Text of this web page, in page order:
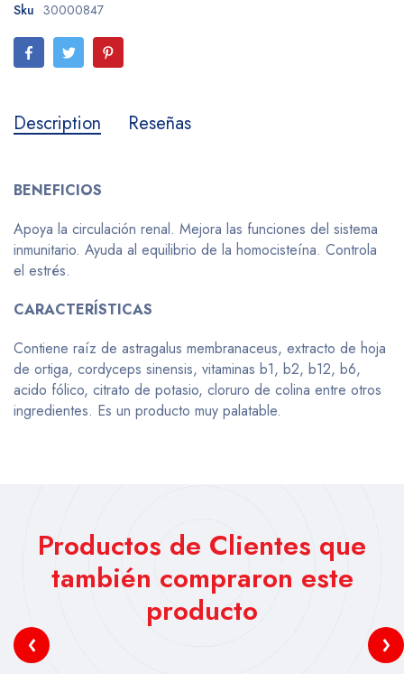
Sku 30000847
Description Reseñas
BENEFICIOS
Apoya la circulación renal. Mejora las funciones del sistema
inmunitario. Ayuda al equilibrio de la homocisteína. Controla
el estrés.
CARACTERÍSTICAS
Contiene raíz de astragalus membranaceus, extracto de hoja
de ortiga, cordyceps sinensis, vitaminas b1, b2, b12, b6,
acido fólico, citrato de potasio, cloruro de colina entre otros
ingredientes. Es un producto muy palatable.
Productos de Clientes que
también compraron este
producto